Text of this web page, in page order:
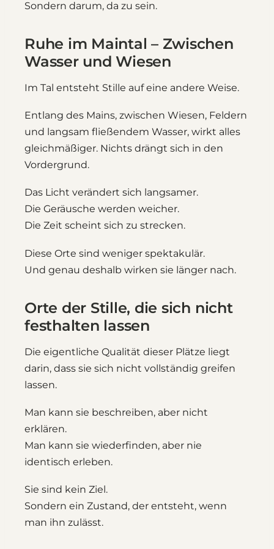
Sondern darum, da zu sein.
Ruhe im Maintal – Zwischen
Wasser und Wiesen
Im Tal entsteht Stille auf eine andere Weise.
Entlang des Mains, zwischen Wiesen, Feldern
und langsam fließendem Wasser, wirkt alles
gleichmäßiger. Nichts drängt sich in den
Vordergrund.
Das Licht verändert sich langsamer.
Die Geräusche werden weicher.
Die Zeit scheint sich zu strecken.
Diese Orte sind weniger spektakulär.
Und genau deshalb wirken sie länger nach.
Orte der Stille, die sich nicht
festhalten lassen
Die eigentliche Qualität dieser Plätze liegt
darin, dass sie sich nicht vollständig greifen
lassen.
Man kann sie beschreiben, aber nicht
erklären.
Man kann sie wiederfinden, aber nie
identisch erleben.
Sie sind kein Ziel.
Sondern ein Zustand, der entsteht, wenn
man ihn zulässt.